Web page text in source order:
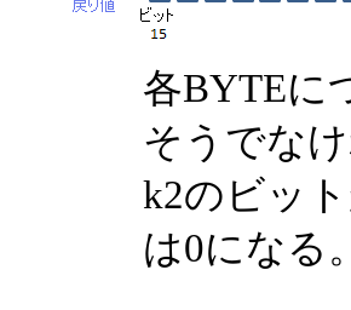
各BYTEに
そうでな
k2のビッ
は0になる